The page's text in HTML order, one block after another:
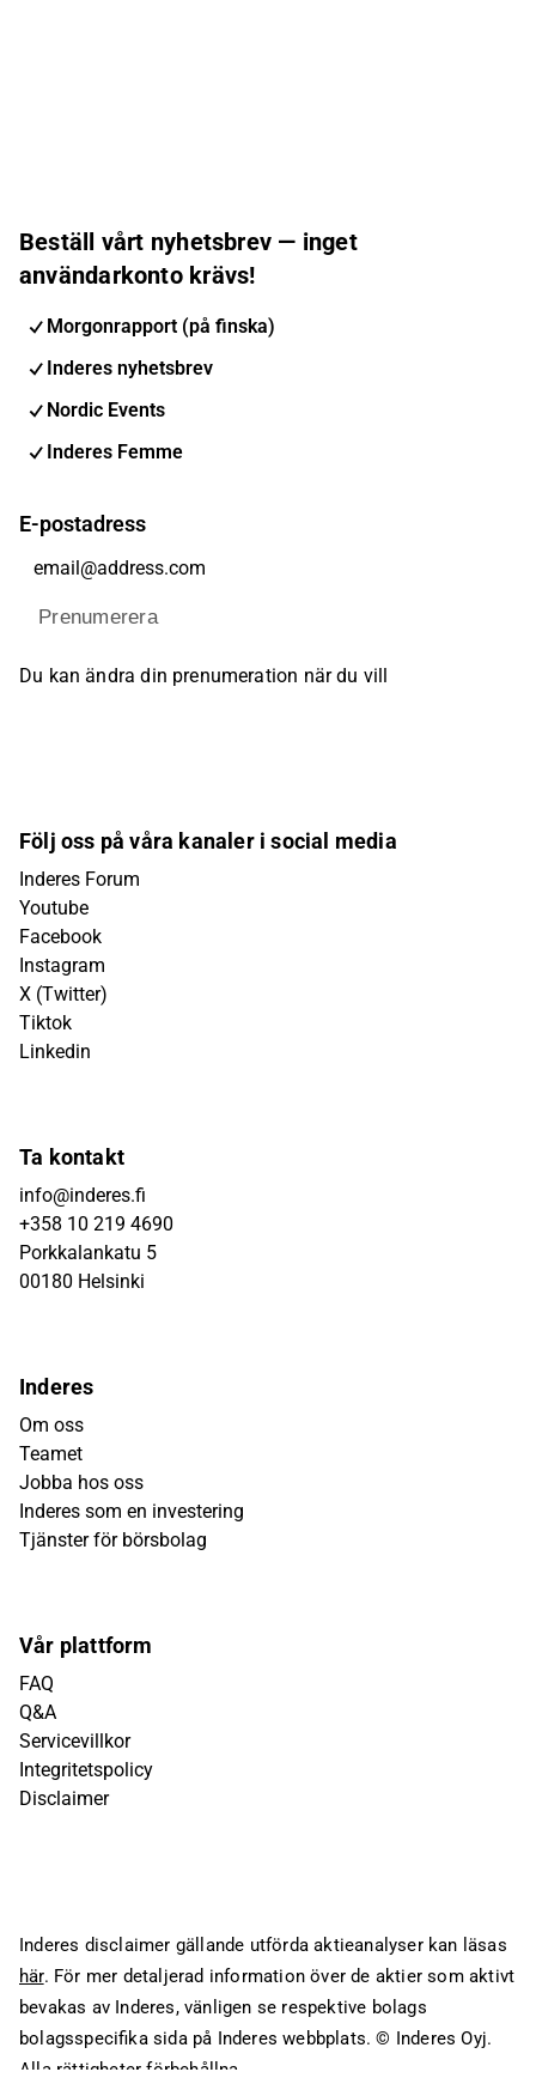
Beställ vårt nyhetsbrev — inget
användarkonto krävs!
Morgonrapport (på finska)
Inderes nyhetsbrev
Nordic Events
Inderes Femme
E-postadress
Prenumerera
Du kan ändra din prenumeration när du vill
Följ oss på våra kanaler i social media
Inderes Forum
Youtube
Facebook
Instagram
X (Twitter)
Tiktok
Linkedin
Ta kontakt
info@inderes.fi
+358 10 219 4690
Porkkalankatu 5
00180 Helsinki
Inderes
Om oss
Teamet
Jobba hos oss
Inderes som en investering
Tjänster för börsbolag
Vår plattform
FAQ
Q&A
Servicevillkor
Integritetspolicy
Disclaimer
Inderes disclaimer gällande utförda aktieanalyser kan läsas
här. För mer detaljerad information över de aktier som aktivt
bevakas av Inderes, vänligen se respektive bolags
bolagsspecifika sida på Inderes webbplats. © Inderes Oyj.
Alla rättigheter förbehållna.